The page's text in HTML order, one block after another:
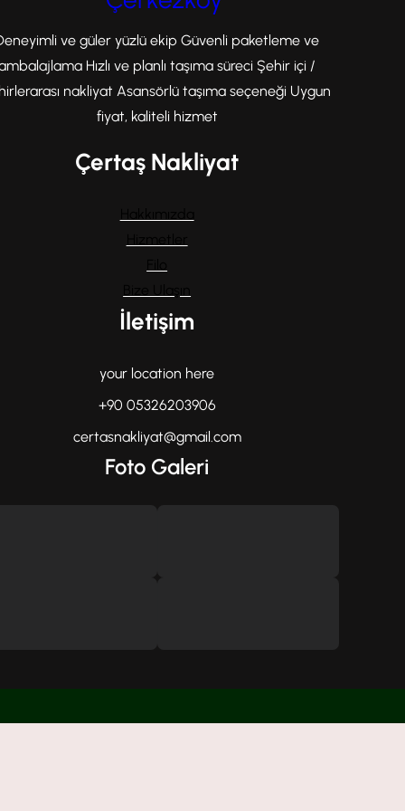
ve güler yüzlü ekip Güvenli paketleme ve
Hızlı ve planlı taşıma süreci Şehir içi /
nakliyat Asansörlü taşıma seçeneği Uygun
fiyat, kaliteli hizmet
Çertaş Nakliyat
İletişim
your location here
+90 05326203906
certasnakliyat@gmail.com
Foto Galeri